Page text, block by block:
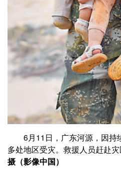
6月11日，广东河源，因持
多处地区受灾。救援人员赶赴灾
摄（影像中国）